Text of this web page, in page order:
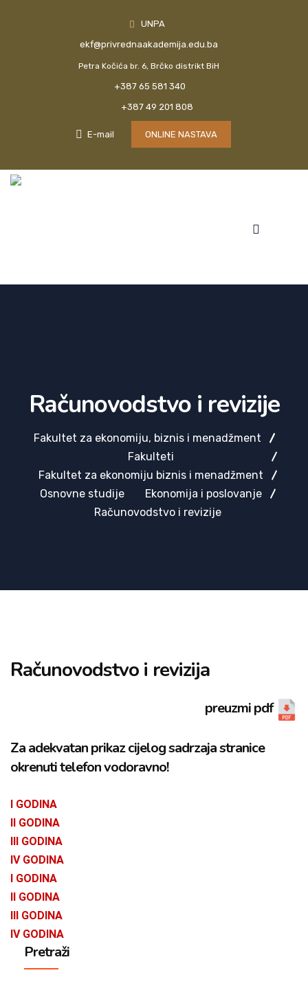
UNPA
ekf@privrednaakademija.edu.ba
Petra Kočića br. 6, Brčko distrikt BiH
+387 65 581 340
+387 49 201 808
E-mail ONLINE NASTAVA
Računovodstvo i revizije
Fakultet za ekonomiju, biznis i menadžment
Fakulteti
Fakultet za ekonomiju biznis i menadžment
Osnovne studije
Ekonomija i poslovanje
Računovodstvo i revizije
Računovodstvo i revizija
preuzmi pdf
Za adekvatan prikaz cijelog sadrzaja stranice
okrenuti telefon vodoravno!​
I GODINA
II GODINA
III GODINA
IV GODINA
I GODINA
II GODINA
III GODINA
IV GODINA
Pretraži